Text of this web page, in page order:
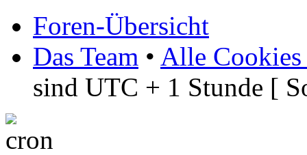
Foren-Übersicht
Das Team • Alle Cookies
sind UTC + 1 Stunde [